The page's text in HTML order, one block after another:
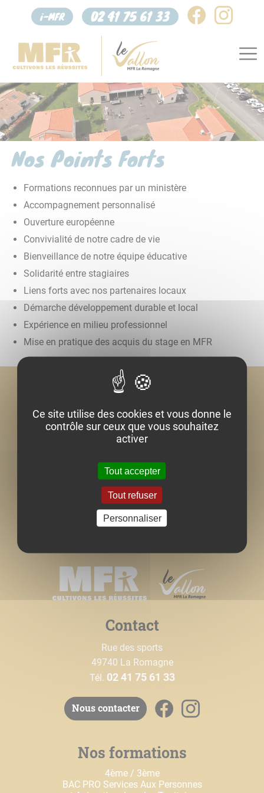
i-MFR 02 41 75 61 33
Nos Points Forts
Formations reconnues par un ministère
Accompagnement personnalisé
Ouverture européenne
Convivialité de notre cadre de vie
Bienveillance de notre équipe éducative
Solidarité entre stagiaires
Liens forts avec nos partenaires locaux
Démarche développement durable et local
Expérience en milieu professionnel
Mise en pratique des acquis du stage en MFR
Contact
Rue des sports
49740 La Romagne
Tél. 02 41 75 61 33
Nous contacter
Nos formations
4ème / 3ème
BAC PRO Services Aux Personnes
Panneau de gestion des cookies
Ce site utilise des cookies et vous donne le
contrôle sur ceux que vous souhaitez
activer
Tout accepter
Tout refuser
Personnaliser